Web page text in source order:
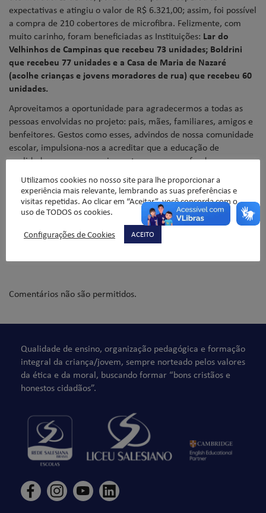
expectativas e atingiu o valor de R$ 6.321,00; assim, foi possível
a compra de 210 cobertores de microfibra. Felizmente, com
muito carinho, foram beneficiadas as Instituições: Lar do
Velhinhos de Campinas que recebeu 73 unidades; Boldrini
que recebeu 77 unidades e a Casa de Maria de Nazaré
(acolhe crianças e jovens moradores de rua) que recebeu 60
unidades.
Aproveitamos a oportunidade para agradecermos a todas as
pessoas envolvidas no projeto: pais, mães, familiares, amigos e
benfeitores. Gestos como esses, advindos de nossa comunidade
escolar, impulsiona-nos a acreditar que a educação de
qualidade passa necessariamente por uma profunda
Confira as fotos!
Valquíria Marino – Professora do Ensino Fundamental 2
Comentários não são permitidos.
Qualidade de ensino, organização pedagógica e formação
integral da criança/jovem, sempre norteado pelos valores
da ética e da moral, buscando formar “bons cristãos e
honestos cidadãos”.
Utilizamos cookies no nosso site para lhe proporcionar a
experiência mais relevante, lembrando as suas preferências e
visitas repetidas. Ao clicar em “Aceitar”, você concorda com o
uso de TODOS os cookies.
Configurações de Cookies
ACEITO